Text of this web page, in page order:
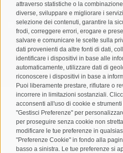
attraverso statistiche o la
diverse, sviluppare e migliorare i
selezione dei contenuti, garantire la
frodi, correggere errori, erogare e
salvare e comunicare le scelte sulla
dati provenienti da altre fonti di dati,
identificare i dispositivi in base alle
automaticamente, utilizzare dati di
riconoscere i dispositivi in base a
Puoi liberamente prestare, rifiutare o
incorrere in limitazioni sostanziali.
acconsenti all'uso di cookie e
"Gestisci Preferenze" per
per proseguire senza cookie non
modificare le tue preferenze in
"Preferenze Cookie" in fondo alla
basso a sinistra. Le tue preferenze si
Letto e compreso laprivacy
trattamento dei dati personali
Mappa del sito • Credits •
Preferenze Cookies •